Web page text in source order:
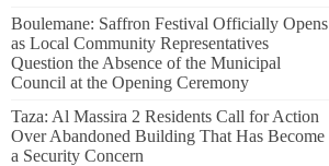
Boulemane: Saffron Festival Officially Opens
as Local Community Representatives
Question the Absence of the Municipal
Council at the Opening Ceremony
Taza: Al Massira 2 Residents Call for Action
Over Abandoned Building That Has Become
a Security Concern